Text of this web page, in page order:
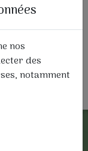
nos
des
notamment